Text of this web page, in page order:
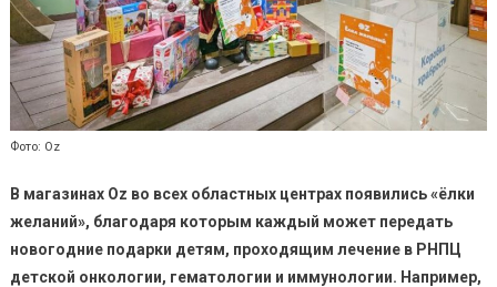
Фото: Oz
В магазинах Oz во всех областных центрах появились «ёлки
желаний», благодаря которым каждый может передать
новогодние подарки детям, проходящим лечение в РНПЦ
детской онкологии, гематологии и иммунологии. Например,